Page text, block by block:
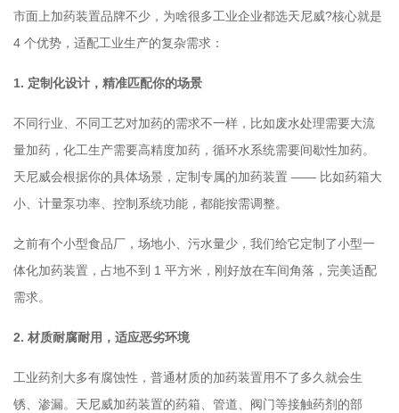
市面上加药装置品牌不少，为啥很多工业企业都选天尼威?核心就是
4 个优势，适配工业生产的复杂需求：
1. 定制化设计，精准匹配你的场景
不同行业、不同工艺对加药的需求不一样，比如废水处理需要大流
量加药，化工生产需要高精度加药，循环水系统需要间歇性加药。
天尼威会根据你的具体场景，定制专属的加药装置 —— 比如药箱大
小、计量泵功率、控制系统功能，都能按需调整。
之前有个小型食品厂，场地小、污水量少，我们给它定制了小型一
体化加药装置，占地不到 1 平方米，刚好放在车间角落，完美适配
需求。
2. 材质耐腐耐用，适应恶劣环境
工业药剂大多有腐蚀性，普通材质的加药装置用不了多久就会生
锈、渗漏。天尼威加药装置的药箱、管道、阀门等接触药剂的部